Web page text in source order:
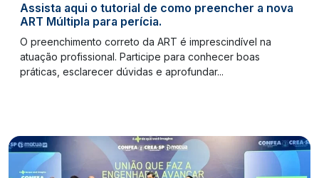
Assista aqui o tutorial de como preencher a nova
ART Múltipla para perícia.
O preenchimento correto da ART é imprescindível na
atuação profissional. Participe para conhecer boas
práticas, esclarecer dúvidas e aprofundar...